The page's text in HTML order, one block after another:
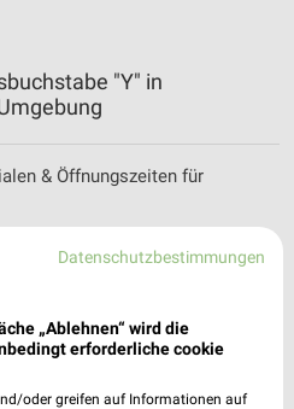
"Y" in
& Öffnungszeiten für
& Öffnungszeiten für
Datenschutzbestimmungen
„Ablehnen“ wird die
erforderliche cookie
oder greifen auf Informationen auf